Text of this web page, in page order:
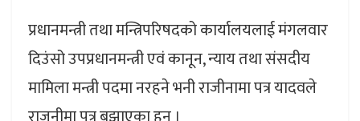
प्रधानमन्त्री तथा मन्त्रिपरिषदको कार्यालयलाई मंगलवार
दिउंसो उपप्रधानमन्त्री एवं कानून, न्याय तथा संसदीय
मामिला मन्त्री पदमा नरहने भनी राजीनामा पत्र यादवले